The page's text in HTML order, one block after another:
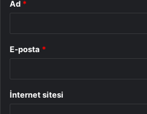
Ad *
E-posta *
İnternet sitesi